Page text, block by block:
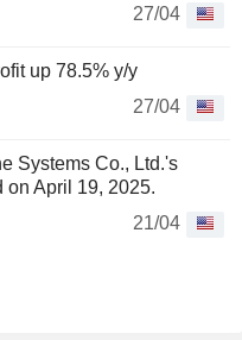
27/04
up 78.5% y/y
27/04
Systems Co., Ltd.'s
on April 19, 2025.
21/04